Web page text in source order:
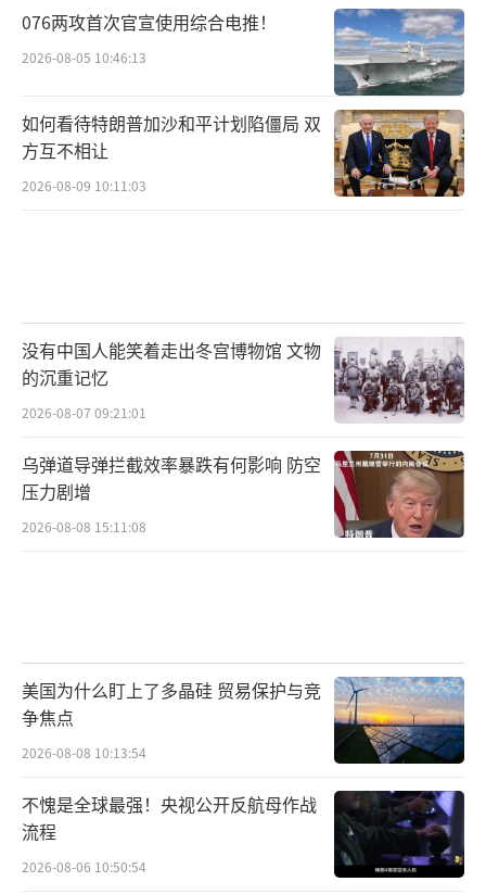
列袭击伊朗行动中投掷炸弹数量的两倍。3月7
日，以军对伊朗首都德黑兰和中部地区进行了
新一轮空袭，袭击了导弹储存设施等多处军事
目标。
特朗普在3月7日还宣称，美军在3天内击沉
拉里贾尼在接受电视采访时说，当前伊朗的导
弹库依然完好，储备充足且稳定，并在被有序
部署和使用。
酋迪拜负责媒体事务的部门在社交媒体上说，
当晚一次空中拦截行动产生的碎片坠落到巴尔
沙地区的一辆汽车上，造成一名司机死亡。阿
阿联酋已做好充分准备应对当前威胁。
美国在冲突中也付出了其他代价。美国纽
约市警察局3月7日宣布，该局一名警官6日在科
威特执行对伊朗军事行动支援任务时“因
病”身亡。这名警官在美国陆军国民警卫队第4
2步兵师服役，少校军衔，2014年加入纽约市警
076两攻首次官宣使用综合电推！
2026-08-05 10:46:13
如何看待特朗普加沙和平计划陷僵局 双
方互不相让
2026-08-09 10:11:03
没有中国人能笑着走出冬宫博物馆 文物
的沉重记忆
2026-08-07 09:21:01
乌弹道导弹拦截效率暴跌有何影响 防空
压力剧增
2026-08-08 15:11:08
美国为什么盯上了多晶硅 贸易保护与竞
争焦点
2026-08-08 10:13:54
不愧是全球最强！央视公开反航母作战
流程
2026-08-06 10:50:54